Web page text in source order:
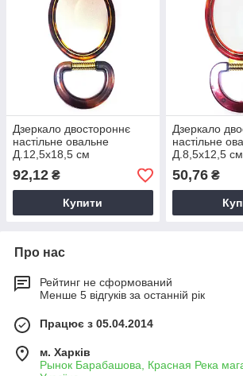
Дзеркало двостороннє
настільне овальне
Д.12,5х18,5 см
92,12 ₴
Купити
Дзеркало
настільне
Д.8,5х12,5 см
50,76₴
Про нас
Рейтинг не сформований
Менше 5 відгуків за останній рік
Працює з 05.04.2014
м. Харків
Рынок Барабашова, Красная Река